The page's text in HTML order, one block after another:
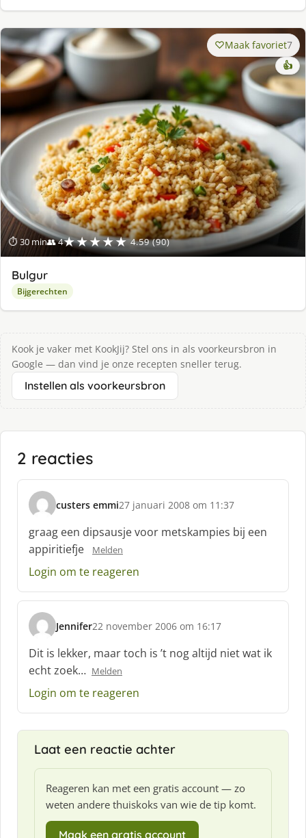
⏱ 30 min👥 4★★★★★ 4.59 (90)
Maak favoriet7
👍
Bulgur
Bijgerechten
Kook je vaker met KookJij? Stel ons in als voorkeursbron in
Google — dan vind je onze recepten sneller terug.
Instellen als voorkeursbron
2 reacties
custers emmi
s
h
r
e
f
27 januari 2008 om 11:37
graag een dipsausje voor metskampies bij een
appiritiefje
Melden
Login om te reageren
Jennifer
s
c
h
r
e
:
22 november 2006 om 16:17
Dit is lekker, maar toch is ’t nog altijd niet wat ik
echt zoek… Melden
Login om te reageren
Laat een reactie achter
Reageren kan met een gratis account — zo
weten andere thuiskoks van wie de tip komt.
Maak een gratis account